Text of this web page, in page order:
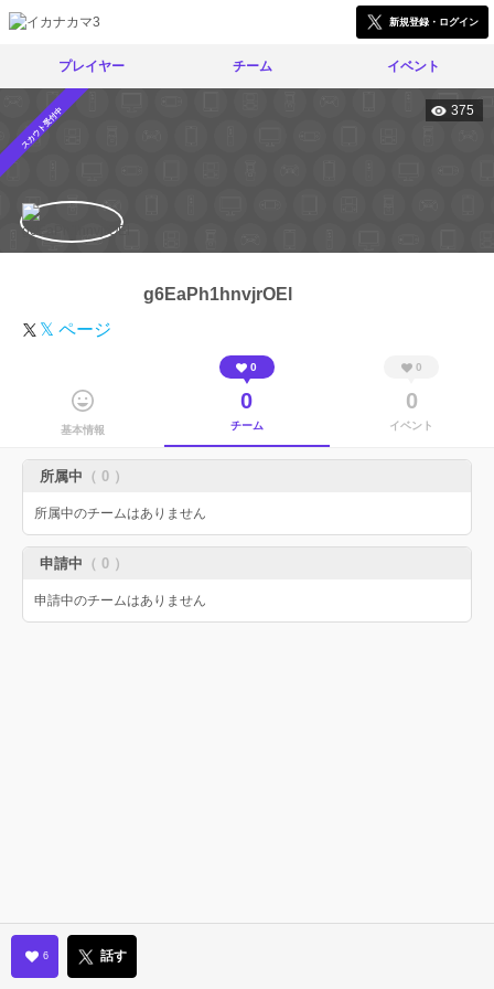
新規登録・ログイン
プレイヤー チーム イベント
スカウト受付中 375
g6EaPh1hnvjrOEl
𝕏 ページ
基本情報
0
0
チーム
0
0
イベント
所属中 （ 0 ）
所属中のチームはありません
申請中 （ 0 ）
申請中のチームはありません
6 話す